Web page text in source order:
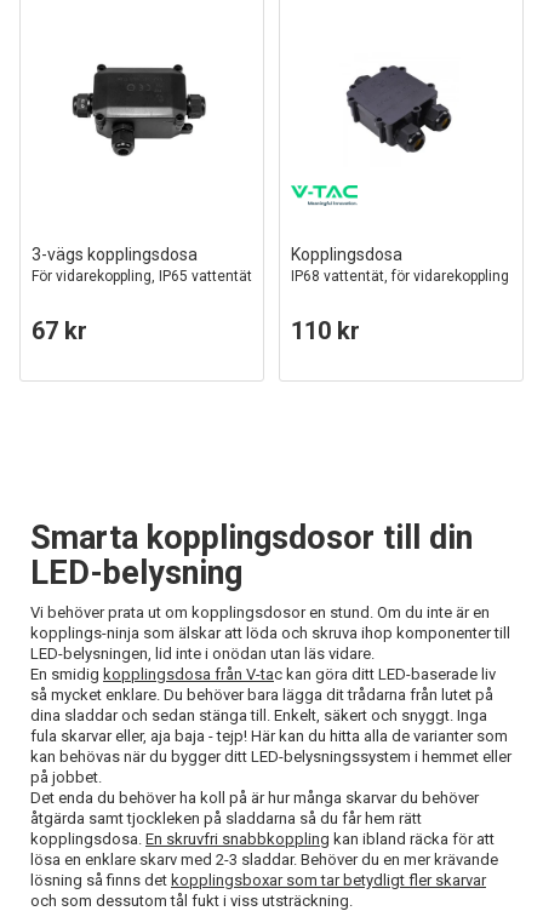
3-vägs kopplingsdosa
För vidarekoppling, IP65 vattentät
67 kr
Kopplingsdosa
IP68 vattentät, för vidarekoppling
110 kr
Smarta kopplingsdosor till din
LED-belysning
Vi behöver prata ut om kopplingsdosor en stund. Om du inte är en
kopplings-ninja som älskar att löda och skruva ihop komponenter till
LED-belysningen, lid inte i onödan utan läs vidare.
En smidig kopplingsdosa från V-tac kan göra ditt LED-baserade liv
så mycket enklare. Du behöver bara lägga dit trådarna från lutet på
dina sladdar och sedan stänga till. Enkelt, säkert och snyggt. Inga
fula skarvar eller, aja baja - tejp! Här kan du hitta alla de varianter som
kan behövas när du bygger ditt LED-belysningssystem i hemmet eller
på jobbet.
Det enda du behöver ha koll på är hur många skarvar du behöver
åtgärda samt tjockleken på sladdarna så du får hem rätt
kopplingsdosa. En skruvfri snabbkoppling kan ibland räcka för att
lösa en enklare skarv med 2-3 sladdar. Behöver du en mer krävande
lösning så finns det kopplingsboxar som tar betydligt fler skarvar
och som dessutom tål fukt i viss utsträckning.